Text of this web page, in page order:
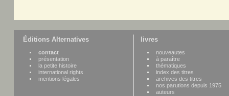
Éditions Alternatives
contact
présentation
la petite histoire
international rights
mentions légales
livres
nouveautes
à paraître
thématiques
index des titres
archives des titres
nos parutions depuis 1975
auteurs